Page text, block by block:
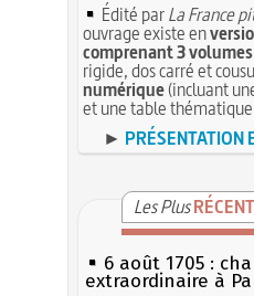
Édité parLa France
ouvrage existe en
comprenant 3
rigide, dos carré et
numérique(incluant
et une table
► PRÉSENTATION
Les Plus
6 août 1705 :
extraordinaire à